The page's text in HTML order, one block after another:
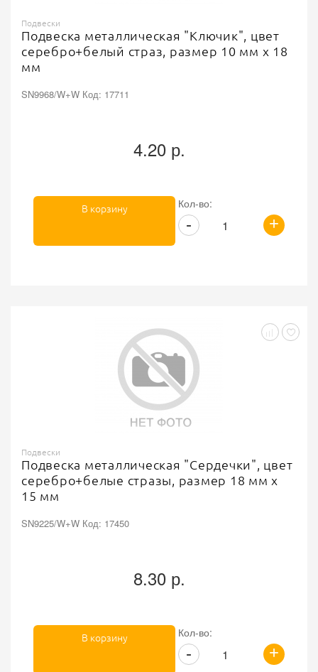
Подвески
Подвеска металлическая "Ключик", цвет
серебро+белый страз, размер 10 мм х 18
мм
SN9968/W+W Код: 17711
4.20 р.
Кол-во:
+
-
В корзину
Подвески
Подвеска металлическая "Сердечки", цвет
серебро+белые стразы, размер 18 мм х
15 мм
SN9225/W+W Код: 17450
8.30 р.
Кол-во:
+
-
В корзину